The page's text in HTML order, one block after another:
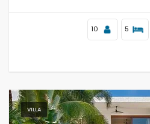
10 5
VILLA